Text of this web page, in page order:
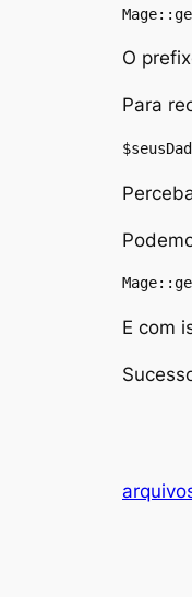
O
Para
E com